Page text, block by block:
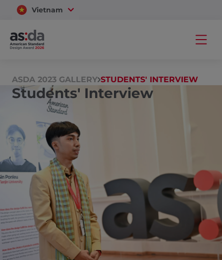
Vietnam
Thailand
ASDA 2023 GALLERY STUDENTS' INTERVIEW
Students' Interview